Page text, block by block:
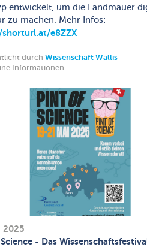
entwickelt, um die Landmauer
zu machen. Mehr Infos:
e8ZZX
durch Wissenschaft Wallis
Informationen
2025
- Das